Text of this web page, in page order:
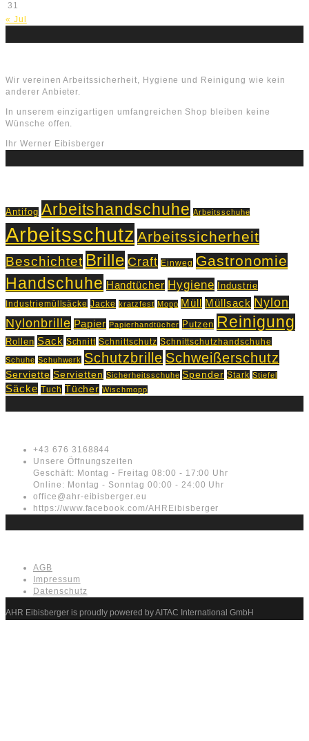
31
« Jul
Wir vereinen Arbeitssicherheit, Hygiene und Reinigung wie kein
anderer Anbieter.
In unserem einzigartigen umfangreichen Shop bleiben keine
Wünsche offen.
Ihr Werner Eibisberger
Antifog Arbeitshandschuhe Arbeitsschuhe
Arbeitsschutz Arbeitssicherheit
Beschichtet Brille Craft Einweg Gastronomie
Handschuhe Handtücher Hygiene Industrie
Industriemüllsäcke Jacke kratzfest Mopp Müll Müllsack Nylon
Nylonbrille Papier Papierhandtücher Putzen Reinigung
Rollen Sack Schnitt Schnittschutz Schnittschutzhandschuhe
Schuhe Schuhwerk Schutzbrille Schweißerschutz
Serviette Servietten Sicherheitsschuhe Spender Stark Stiefel
Säcke Tuch Tücher Wischmopp
+43 676 3168844
Unsere Öffnungszeiten
Geschäft: Montag - Freitag 08:00 - 17:00 Uhr
Online: Montag - Sonntag 00:00 - 24:00 Uhr
office@ahr-eibisberger.eu
https://www.facebook.com/AHREibisberger
AGB
Impressum
Datenschutz
AHR Eibisberger is proudly powered by AITAC International GmbH